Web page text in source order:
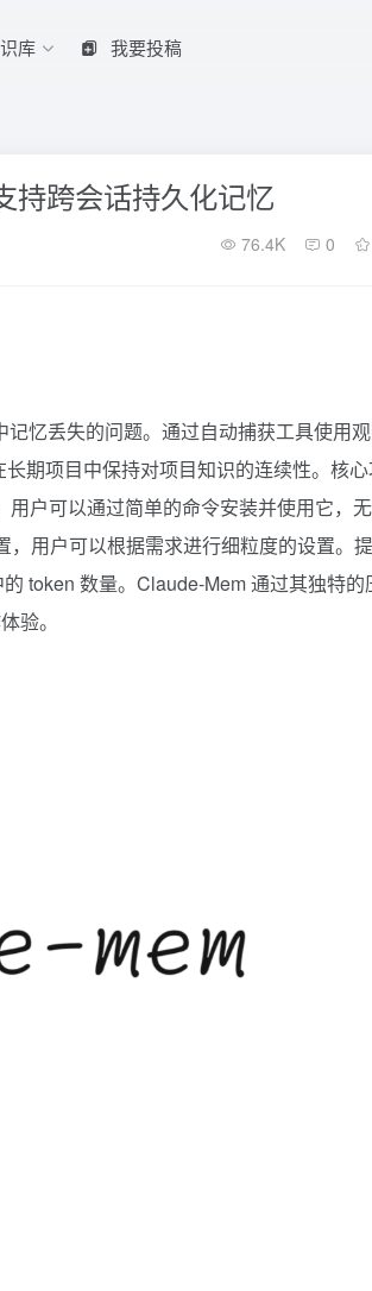
库 我要投稿
持跨会话持久化记忆
76.4K 0
忆丢失的问题。通过自动捕获工具使用
期项目中保持对项目知识的连续性。核
户可以通过简单的命令安装并使用它，
用户可以根据需求进行细粒度的设置。
token 数量。Claude-Mem 通过其独特的
验。